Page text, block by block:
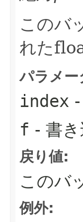
このバ
れた
パラメー
index
f - 書
戻り値:
このバ
例外: